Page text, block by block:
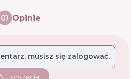
Opinie
musisz się zalogować.